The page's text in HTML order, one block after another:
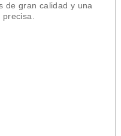
de gran calidad y una